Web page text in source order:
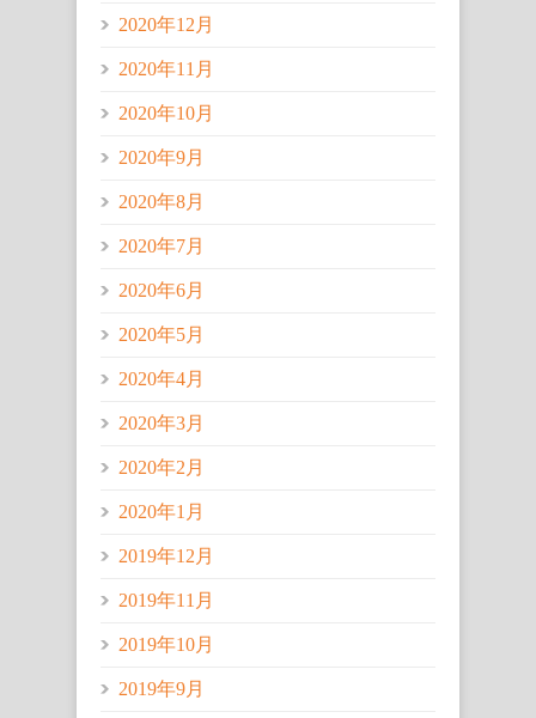
2020年12月
2020年11月
2020年10月
2020年9月
2020年8月
2020年7月
2020年6月
2020年5月
2020年4月
2020年3月
2020年2月
2020年1月
2019年12月
2019年11月
2019年10月
2019年9月